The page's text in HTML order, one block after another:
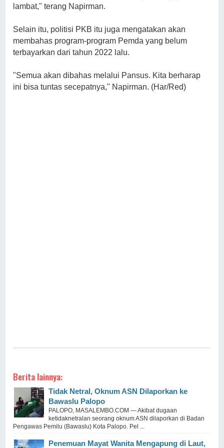
lambat," terang Napirman.
Selain itu, politisi PKB itu juga mengatakan akan
membahas program-program Pemda yang belum
terbayarkan dari tahun 2022 lalu.
"Semua akan dibahas melalui Pansus. Kita berharap
ini bisa tuntas secepatnya," Napirman. (Har/Red)
Berita lainnya:
Tidak Netral, Oknum ASN Dilaporkan ke
Bawaslu Palopo
PALOPO, MASALEMBO.COM — Akibat dugaan
ketidaknetralan seorang oknum ASN dilaporkan di Badan
Pengawas Pemilu (Bawaslu) Kota Palopo. Pel ...
Penemuan Mayat Wanita Mengapung di Laut,